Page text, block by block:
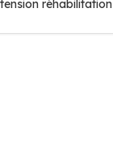
réhabilitation